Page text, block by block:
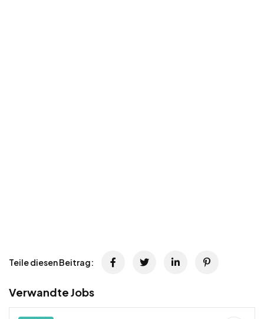
Teile diesen Beitrag:
Verwandte Jobs